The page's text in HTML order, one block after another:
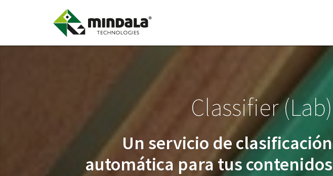
Classifier (Lab)
Un servicio de clasificación
automática para tus contenidos